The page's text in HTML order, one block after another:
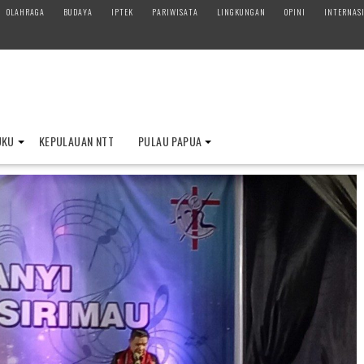
OLAHRAGA BUDAYA IPTEK PARIWISATA LINGKUNGAN OPINI
KEPULAUAN NTT PULAU PAPUA